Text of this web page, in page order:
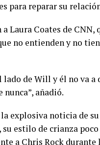
para reparar su
Laura Coates de
no entienden y no
lado de Will y él no va
nunca”, añadió.
explosiva noticia de su
estilo de crianza
a Chris Rock